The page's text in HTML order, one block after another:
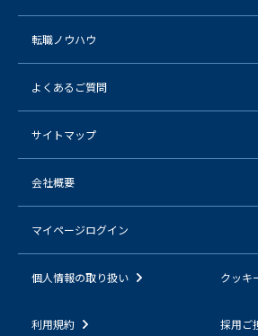
転職ノウハウ
よくあるご質問
サイトマップ
会社概要
マイページログイン
個人情報の取り扱い クッキ
利用規約 採用ご